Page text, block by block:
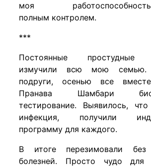
моя
полным контролем.
***
Постоянные простудные
измучили всю мою
подруги, осенью все
Пранава Шамбари
тестирование. Выявилось,
инфекция, получили
программу для каждого.
В итоге перезимовали
болезней. Просто чудо для